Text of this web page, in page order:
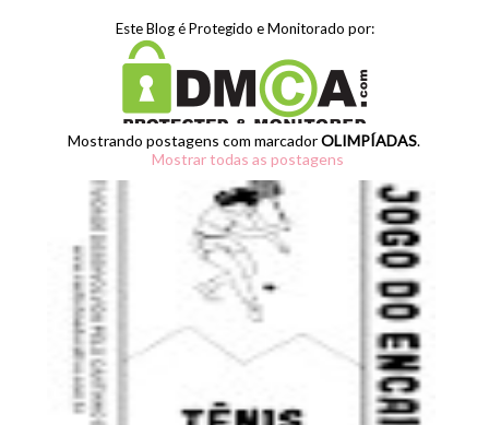
Este Blog é Protegido e Monitorado por:
Mostrando postagens com marcadorOLIMPÍADAS.
Mostrar todas as postagens